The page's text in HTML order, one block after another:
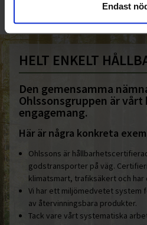
Endast
HELT ENKELT
Den gemensamma
Ohlssonsgruppen är vårt
engagemang.
Här är några konkreta
Ohlssons är
godstransporter på väg.
klimatsmart, trafiksäkert och har
Vi har ett miljömedvetet system
av återvinningsbara produkter.
Tack vare vårt systematiska